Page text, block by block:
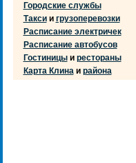
Городские службы
Таксии грузоперевозки
Расписание электричек
Расписание автобусов
Гостиницыи рестораны
Карта Клинаи района